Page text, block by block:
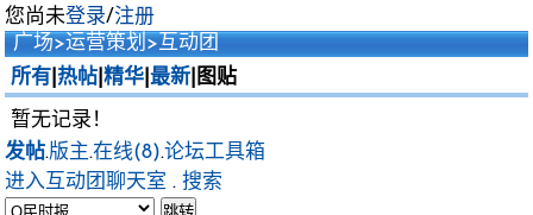
您尚未登录/注册
广场>运营策划>互动团
所有 热帖 精华 最新 |图贴
暂无记录！
发帖.版主.在线(8).论坛工具箱
进入互动团聊天室 . 搜索